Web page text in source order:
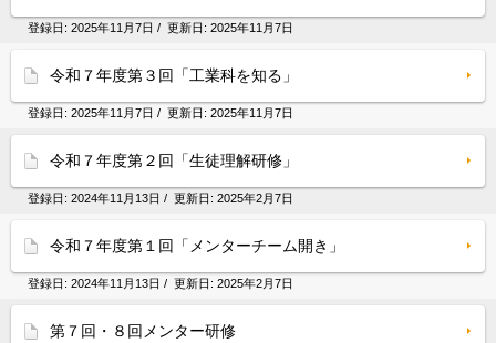
登録日: 2025年11月7日 / 更新日: 2025年11月7日
令和７年度第３回「工業科を知る」
登録日: 2025年11月7日 / 更新日: 2025年11月7日
令和７年度第２回「生徒理解研修」
登録日: 2024年11月13日 / 更新日: 2025年2月7日
令和７年度第１回「メンターチーム開き」
登録日: 2024年11月13日 / 更新日: 2025年2月7日
第７回・８回メンター研修